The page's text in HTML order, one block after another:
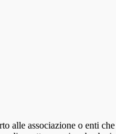
associazione o enti